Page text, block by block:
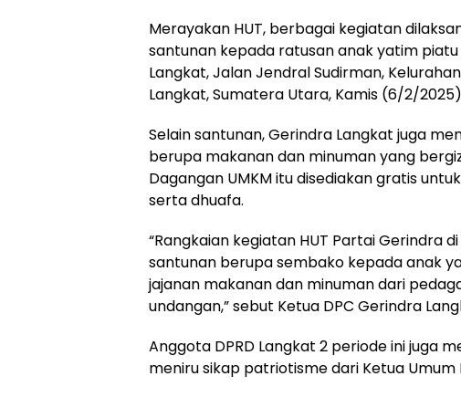
Merayakan HUT, berbagai kegiatan
santunan kepada ratusan anak yatim
Langkat, Jalan Jendral Sudirman,
Langkat, Sumatera Utara, Kamis (6/2/
Selain santunan, Gerindra Langkat juga
berupa makanan dan minuman yang
Dagangan UMKM itu disediakan gratis
serta dhuafa.
“Rangkaian kegiatan HUT Partai Gerindra
santunan berupa sembako kepada anak
jajanan makanan dan minuman dari
undangan,” sebut Ketua DPC Gerindra
Anggota DPRD Langkat 2 periode ini juga
meniru sikap patriotisme dari Ketua